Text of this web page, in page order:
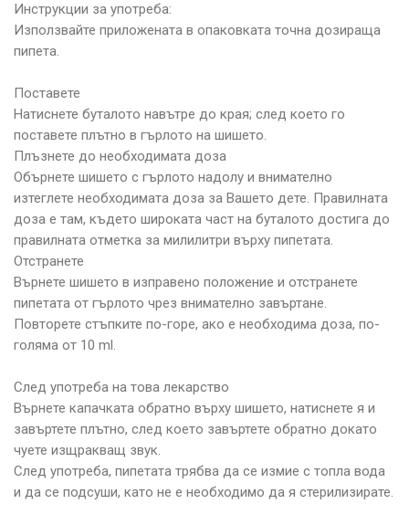
Инструкции за употреба:
Използвайте приложената в опаковката точна дозираща
пипета.
Поставете
Натиснете буталото навътре до края; след което го
поставете плътно в гърлото на шишето.
Плъзнете до необходимата доза
Обърнете шишето с гърлото надолу и внимателно
изтеглете необходимата доза за Вашето дете. Правилната
доза е там, където широката част на буталото достига до
правилната отметка за милилитри върху пипетата.
Отстранете
Върнете шишето в изправено положение и отстранете
пипетата от гърлото чрез внимателно завъртане.
Повторете стъпките по-горе, ако е необходима доза, по-
голяма от 10 ml.
След употреба на това лекарство
Върнете капачката обратно върху шишето, натиснете я и
завъртете плътно, след което завъртете обратно докато
чуете изщракващ звук.
След употреба, пипетата трябва да се измие с топла вода
и да се подсуши, като не е необходимо да я стерилизирате.